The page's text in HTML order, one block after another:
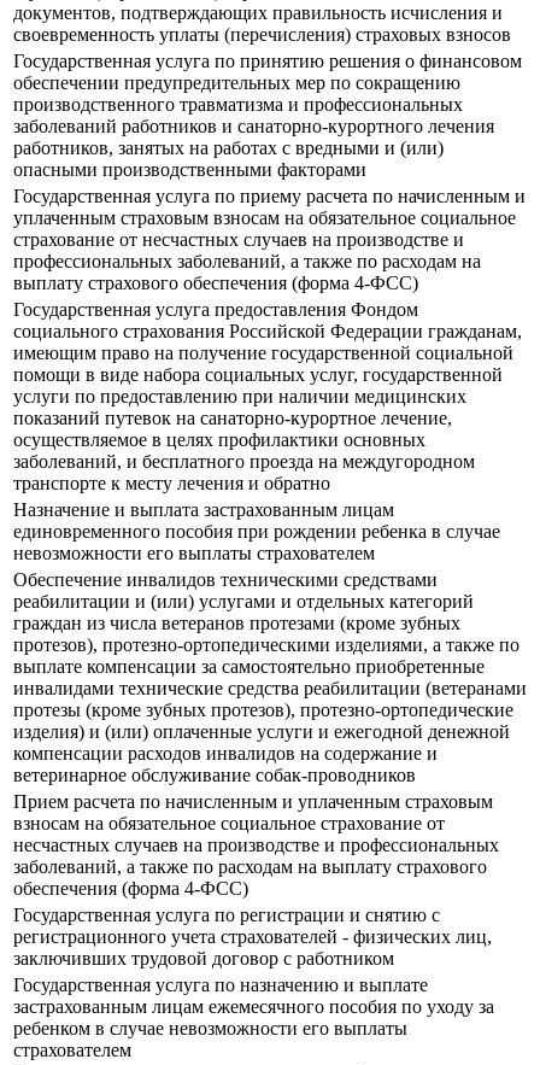
документов, подтверждающих правильность исчисления и
своевременность уплаты (перечисления) страховых взносов
Государственная услуга по принятию решения о финансовом
обеспечении предупредительных мер по сокращению
производственного травматизма и профессиональных
заболеваний работников и санаторно-курортного лечения
работников, занятых на работах с вредными и (или)
опасными производственными факторами
Государственная услуга по приему расчета по начисленным и
уплаченным страховым взносам на обязательное социальное
страхование от несчастных случаев на производстве и
профессиональных заболеваний, а также по расходам на
выплату страхового обеспечения (форма 4-ФСС)
Государственная услуга предоставления Фондом
социального страхования Российской Федерации гражданам,
имеющим право на получение государственной социальной
помощи в виде набора социальных услуг, государственной
услуги по предоставлению при наличии медицинских
показаний путевок на санаторно-курортное лечение,
осуществляемое в целях профилактики основных
заболеваний, и бесплатного проезда на междугородном
транспорте к месту лечения и обратно
Назначение и выплата застрахованным лицам
единовременного пособия при рождении ребенка в случае
невозможности его выплаты страхователем
Обеспечение инвалидов техническими средствами
реабилитации и (или) услугами и отдельных категорий
граждан из числа ветеранов протезами (кроме зубных
протезов), протезно-ортопедическими изделиями, а также по
выплате компенсации за самостоятельно приобретенные
инвалидами технические средства реабилитации (ветеранами
протезы (кроме зубных протезов), протезно-ортопедические
изделия) и (или) оплаченные услуги и ежегодной денежной
компенсации расходов инвалидов на содержание и
ветеринарное обслуживание собак-проводников
Прием расчета по начисленным и уплаченным страховым
взносам на обязательное социальное страхование от
несчастных случаев на производстве и профессиональных
заболеваний, а также по расходам на выплату страхового
обеспечения (форма 4-ФСС)
Государственная услуга по регистрации и снятию с
регистрационного учета страхователей - физических лиц,
заключивших трудовой договор с работником
Государственная услуга по назначению и выплате
застрахованным лицам ежемесячного пособия по уходу за
ребенком в случае невозможности его выплаты
страхователем